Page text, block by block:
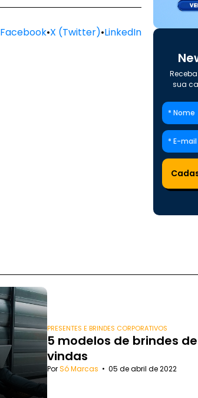
Facebook•X (Twitter)•LinkedIn
sua
PRESENTES E BRINDES CORPORATIVOS
5 modelos de brindes
vindas
PorSó Marcas • 05 de abril de 2022